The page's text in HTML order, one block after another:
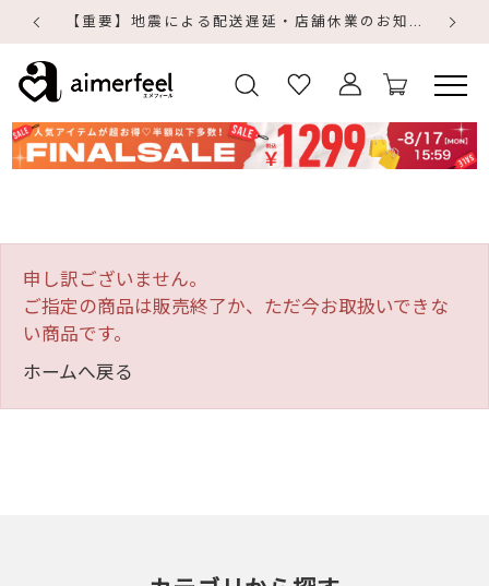
【重要】地震による配送遅延・店舗休業のお知らせ
申し訳ございません。
ご指定の商品は販売終了か、ただ今お取扱いできな
い商品です。
ホームへ戻る